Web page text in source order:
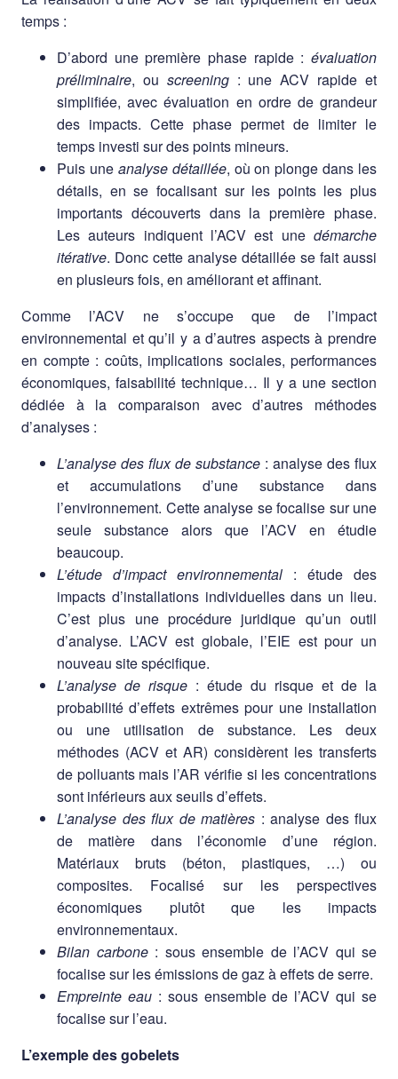
temps :
D’abord une première phase rapide : évaluation
préliminaire, ou screening: une ACV rapide et
simplifiée, avec évaluation en ordre de grandeur
des impacts. Cette phase permet de limiter le
temps investi sur des points mineurs.
Puis une analyse détaillée, où on plonge dans les
détails, en se focalisant sur les points les plus
importants découverts dans la première phase.
Les auteurs indiquent l’ACV est une démarche
itérative. Donc cette analyse détaillée se fait aussi
en plusieurs fois, en améliorant et affinant.
Comme l’ACV ne s’occupe que de l’impact
environnemental et qu’il y a d’autres aspects à prendre
en compte : coûts, implications sociales, performances
économiques, faisabilité technique… Il y a une section
dédiée à la comparaison avec d’autres méthodes
d’analyses :
L’analyse des flux de substance : analyse des flux
et accumulations d’une substance dans
l’environnement. Cette analyse se focalise sur une
seule substance alors que l’ACV en étudie
beaucoup.
L’étude d’impact environnemental : étude des
impacts d’installations individuelles dans un lieu.
C’est plus une procédure juridique qu’un outil
d’analyse. L’ACV est globale, l’EIE est pour un
nouveau site spécifique.
L’analyse de risque : étude du risque et de la
probabilité d’effets extrêmes pour une installation
ou une utilisation de substance. Les deux
méthodes (ACV et AR) considèrent les transferts
de polluants mais l’AR vérifie si les concentrations
sont inférieurs aux seuils d’effets.
L’analyse des flux de matières : analyse des flux
de matière dans l’économie d’une région.
Matériaux bruts (béton, plastiques, …) ou
composites. Focalisé sur les perspectives
économiques plutôt que les impacts
environnementaux.
Bilan carbone: sous ensemble de l’ACV qui se
focalise sur les émissions de gaz à effets de serre.
Empreinte eau: sous ensemble de l’ACV qui se
focalise sur l’eau.
L’exemple des gobelets